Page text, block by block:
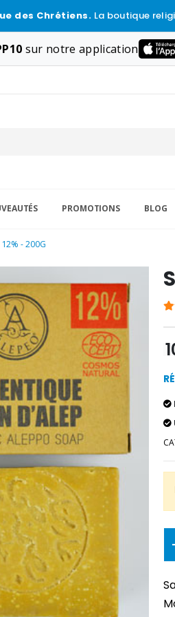
des Chrétiens. La boutique
sur notre application
PROMOTIONS BLOG
12% - 200G